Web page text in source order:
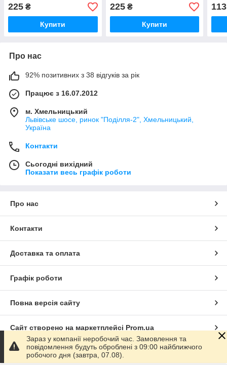
225 ₴
Купити
225₴
Купити
113
Про нас
92% позитивних з 38 відгуків за рік
Працює з 16.07.2012
м. Хмельницький
Львівське шосе, ринок "Поділля-2", Хмельницький,
Україна
Контакти
Сьогодні вихідний
Показати весь графік роботи
Про нас
Контакти
Доставка та оплата
Графік роботи
Повна версія сайту
Сайт створено на маркетплейсі Prom.ua
Політика конфіденційності
Зараз у компанії неробочий час. Замовлення та
повідомлення будуть оброблені з 09:00 найближчого
робочого дня (завтра, 07.08).